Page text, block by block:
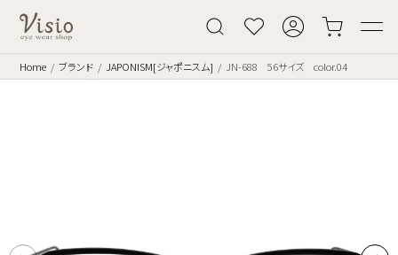
Home ブランド JAPONISM[ジャポニスム] JN-688 56サイズ color.04